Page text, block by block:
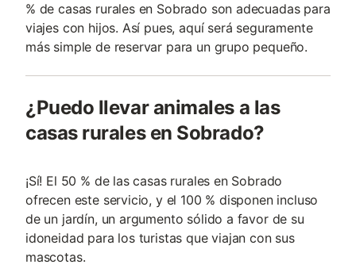
% de casas rurales en Sobrado son adecuadas para
viajes con hijos. Así pues, aquí será seguramente
más simple de reservar para un grupo pequeño.
¿Puedo llevar animales a las
casas rurales en Sobrado?
¡Sí! El 50 % de las casas rurales en Sobrado
ofrecen este servicio, y el 100 % disponen incluso
de un jardín, un argumento sólido a favor de su
idoneidad para los turistas que viajan con sus
mascotas.